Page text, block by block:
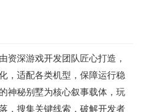
资深游戏开发团队匠心打造，
，适配各类机型，保障运行稳
神秘别墅为核心叙事载体，玩
，搜集关键线索，破解开发者